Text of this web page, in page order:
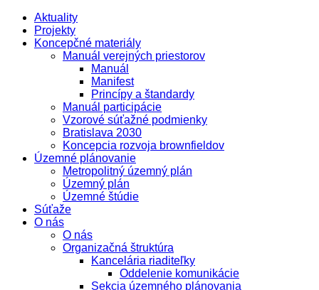
Aktuality
Projekty
Koncepčné materiály
Manuál verejných priestorov
Manuál
Manifest
Princípy a štandardy
Manuál participácie
Vzorové súťažné podmienky
Bratislava 2030
Koncepcia rozvoja brownfieldov
Územné plánovanie
Metropolitný územný plán
Územný plán
Územné štúdie
Súťaže
O nás
O nás
Organizačná štruktúra
Kancelária riaditeľky
Oddelenie komunikácie
Sekcia územného plánovania